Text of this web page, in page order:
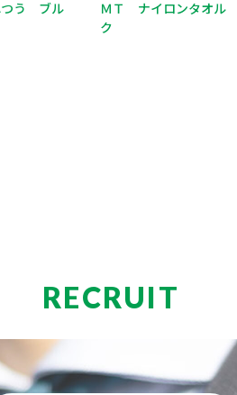
う ブル
ＭＴ ナイロンタオ
ク
RECRUIT